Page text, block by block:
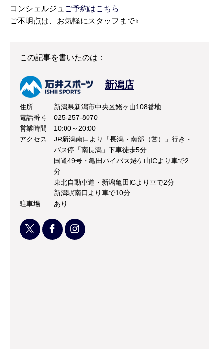
コンシェルジュ ご予約はこちら
ご不明点は、お気軽にスタッフまで♪
この記事を書いたのは：
新潟店
住所
新潟県新潟市中央区姥ヶ山108番地
電話番号
025-257-8070
営業時間
10:00～20:00
アクセス
JR新潟南口より「長潟・南部（営）」行き・
バス停「南長潟」下車徒歩5分
国道49号・亀田バイパス姥ケ山ICより車で2
分
東北自動車道・新潟亀田ICより車で2分
新潟駅南口より車で10分
駐車場
あり